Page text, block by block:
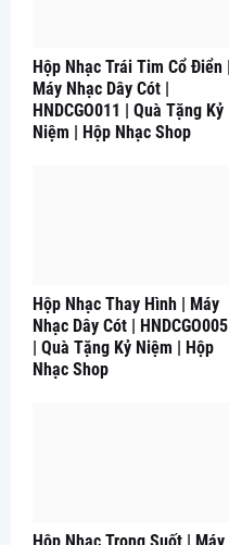
Hộp Nhạc Trái Tim Cổ Điển |
Máy Nhạc Dây Cót |
HNDCGO011 | Quà Tặng Kỷ
Niệm | Hộp Nhạc Shop
Hộp Nhạc Thay Hình | Máy
Nhạc Dây Cót | HNDCGO005
| Quà Tặng Kỷ Niệm | Hộp
Nhạc Shop